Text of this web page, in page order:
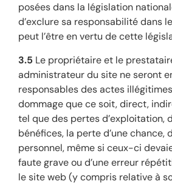
posées dans la législation
d’exclure sa responsabilité dans
peut l’être en vertu de cette
3.5 Le propriétaire et le
administrateur du site ne seront
responsables des actes
dommage que ce soit, direct,
tel que des pertes d’exploitation,
bénéfices, la perte d’une chance,
personnel, même si ceux-ci
faute grave ou d’une erreur
le site web (y compris relative à